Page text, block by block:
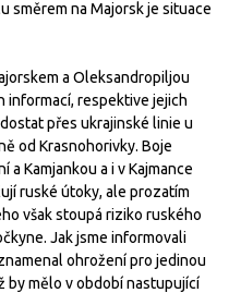
směrem na Majorsk je situace
a Oleksandropiljou
informací, respektive jejich
přes ukrajinské linie u
od Krasnohorivky. Boje
Kamjankou a i v Kajmance
ruské útoky, ale prozatím
však stoupá riziko ruského
Jak jsme informovali
ohrožení pro jedinou
by mělo v období nastupující